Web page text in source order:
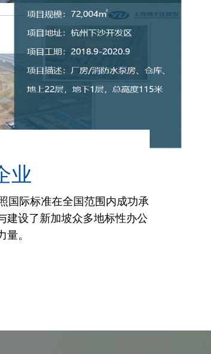
业
国际标准在全国范围内成功承
建设了新加坡众多地标性办公
。